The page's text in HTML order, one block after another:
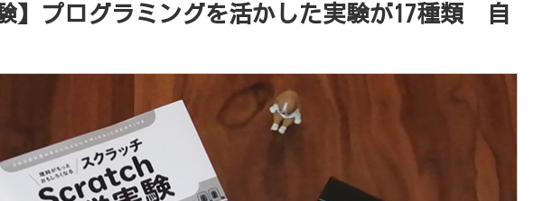
】プログラミングを活かした実験が17種類 自